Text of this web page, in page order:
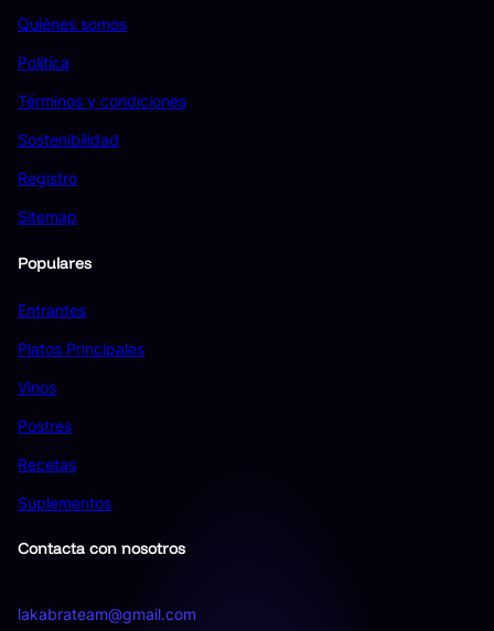
Quiénes somos
Política
Términos y condiciones
Sostenibilidad
Registro
Sitemap
Populares
Entrantes
Platos Principales
Vinos
Postres
Recetas
Suplementos
Contacta con nosotros
lakabrateam@gmail.com